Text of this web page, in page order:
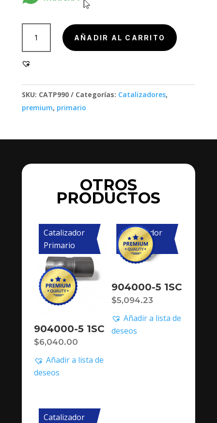
901002-
1SC
cantidad
AÑADIR AL CARRITO
SKU: CATP990 Categorías: Catalizadores,
premium, primario
OTROS
PRODUCTOS
Catalizador
Primario
904000-5 1SC
$6,040.00
Añadir a lista de
deseos
Catalizador
Primario
904000-5 1SC
$5,094.23
Añadir a lista de
deseos
Catalizador